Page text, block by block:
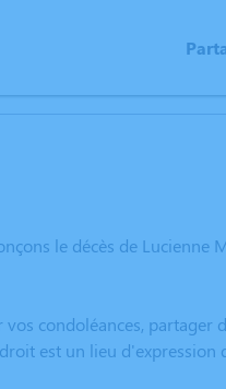
le décès de
condoléances,
est un lieu